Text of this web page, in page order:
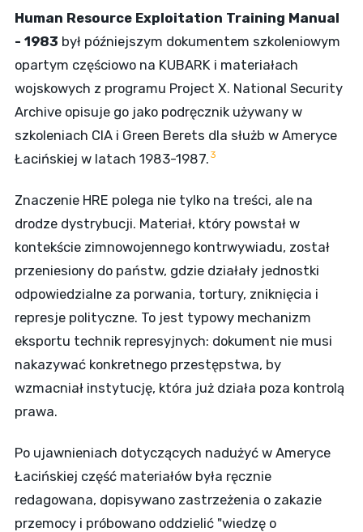
Human Resource Exploitation Training Manual
- 1983 był późniejszym dokumentem szkoleniowym
opartym częściowo na KUBARK i materiałach
wojskowych z programu Project X. National Security
Archive opisuje go jako podręcznik używany w
szkoleniach CIA i Green Berets dla służb w Ameryce
Łacińskiej w latach 1983-1987. 3
Znaczenie HRE polega nie tylko na treści, ale na
drodze dystrybucji. Materiał, który powstał w
kontekście zimnowojennego kontrwywiadu, został
przeniesiony do państw, gdzie działały jednostki
odpowiedzialne za porwania, tortury, zniknięcia i
represje polityczne. To jest typowy mechanizm
eksportu technik represyjnych: dokument nie musi
nakazywać konkretnego przestępstwa, by
wzmacniał instytucję, która już działa poza kontrolą
prawa.
Po ujawnieniach dotyczących nadużyć w Ameryce
Łacińskiej część materiałów była ręcznie
redagowana, dopisywano zastrzeżenia o zakazie
przemocy i próbowano oddzielić "wiedzę o